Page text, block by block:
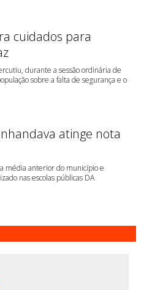
cuidados para
durante a sessão ordinária de
sobre a falta de segurança e o
atinge nota
média anterior do município e
nas escolas públicas DA